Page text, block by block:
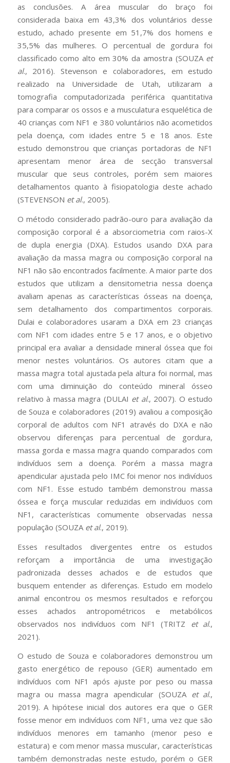
as conclusões. A área muscular do braço foi
considerada baixa em 43,3% dos voluntários desse
estudo, achado presente em 51,7% dos homens e
35,5% das mulheres. O percentual de gordura foi
classificado como alto em 30% da amostra (SOUZA et
al., 2016). Stevenson e colaboradores, em estudo
realizado na Universidade de Utah, utilizaram a
tomografia computadorizada periférica quantitativa
para comparar os ossos e a musculatura esquelética de
40 crianças com NF1 e 380 voluntários não acometidos
pela doença, com idades entre 5 e 18 anos. Este
estudo demonstrou que crianças portadoras de NF1
apresentam menor área de secção transversal
muscular que seus controles, porém sem maiores
detalhamentos quanto à fisiopatologia deste achado
(STEVENSON et al., 2005).
O método considerado padrão-ouro para avaliação da
composição corporal é a absorciometria com raios-X
de dupla energia (DXA). Estudos usando DXA para
avaliação da massa magra ou composição corporal na
NF1 não são encontrados facilmente. A maior parte dos
estudos que utilizam a densitometria nessa doença
avaliam apenas as características ósseas na doença,
sem detalhamento dos compartimentos corporais.
Dulai e colaboradores usaram a DXA em 23 crianças
com NF1 com idades entre 5 e 17 anos, e o objetivo
principal era avaliar a densidade mineral óssea que foi
menor nestes voluntários. Os autores citam que a
massa magra total ajustada pela altura foi normal, mas
com uma diminuição do conteúdo mineral ósseo
relativo à massa magra (DULAI et al., 2007). O estudo
de Souza e colaboradores (2019) avaliou a composição
corporal de adultos com NF1 através do DXA e não
observou diferenças para percentual de gordura,
massa gorda e massa magra quando comparados com
indivíduos sem a doença. Porém a massa magra
apendicular ajustada pelo IMC foi menor nos indivíduos
com NF1. Esse estudo também demonstrou massa
óssea e força muscular reduzidas em indivíduos com
NF1, características comumente observadas nessa
população (SOUZA et al., 2019).
Esses resultados divergentes entre os estudos
reforçam a importância de uma investigação
padronizada desses achados e de estudos que
busquem entender as diferenças. Estudo em modelo
animal encontrou os mesmos resultados e reforçou
esses achados antropométricos e metabólicos
observados nos indivíduos com NF1 (TRITZ et al.,
2021).
O estudo de Souza e colaboradores demonstrou um
gasto energético de repouso (GER) aumentado em
indivíduos com NF1 após ajuste por peso ou massa
magra ou massa magra apendicular (SOUZA et al.,
2019). A hipótese inicial dos autores era que o GER
fosse menor em indivíduos com NF1, uma vez que são
indivíduos menores em tamanho (menor peso e
estatura) e com menor massa muscular, características
também demonstradas neste estudo, porém o GER